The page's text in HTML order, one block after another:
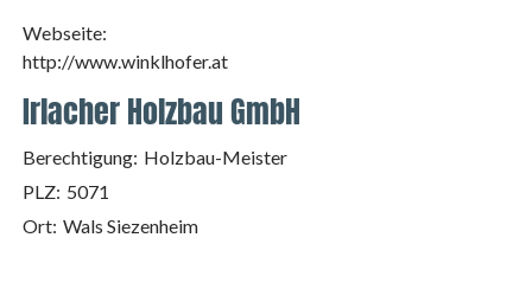
Webseite:
http://www.winklhofer.at
Irlacher Holzbau GmbH
Berechtigung: Holzbau-Meister
PLZ: 5071
Ort: Wals Siezenheim